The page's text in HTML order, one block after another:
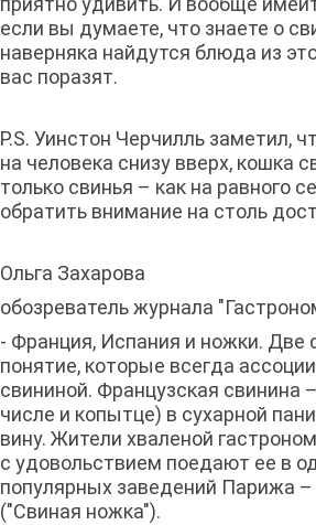
если вы думаете, что знаете о
наверняка найдутся блюда из
вас поразят.
P.S. Уинстон Черчилль заметил,
на человека снизу вверх, кошка
только свинья – как на равного
обратить внимание на столь
Ольга Захарова
обозреватель журнала
- Франция, Испания и ножки. Две
понятие, которые всегда
свининой. Французская свинина
числе и копытце) в сухарной
вину. Жители хваленой
с удовольствием поедают ее в
популярных заведений Парижа –
("Свиная ножка").